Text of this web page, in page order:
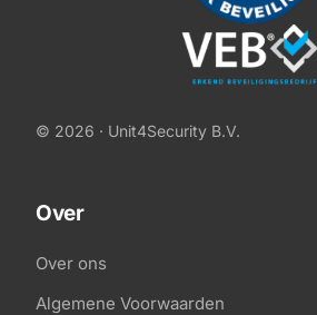
© 2026 · Unit4Security B.V.
Over
Over ons
Algemene Voorwaarden